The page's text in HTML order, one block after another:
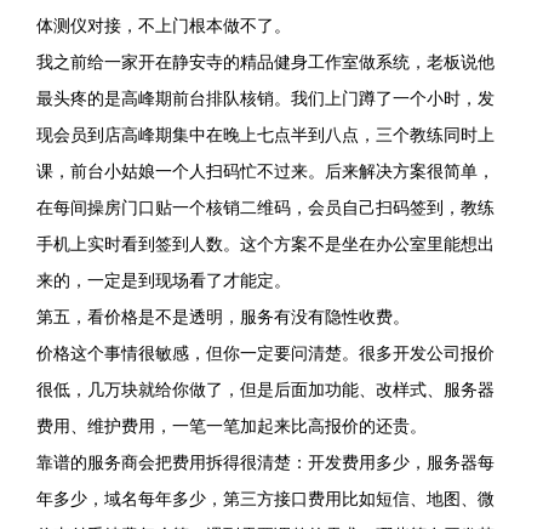
体测仪对接，不上门根本做不了。
我之前给一家开在静安寺的精品健身工作室做系统，老板说他
最头疼的是高峰期前台排队核销。我们上门蹲了一个小时，发
现会员到店高峰期集中在晚上七点半到八点，三个教练同时上
课，前台小姑娘一个人扫码忙不过来。后来解决方案很简单，
在每间操房门口贴一个核销二维码，会员自己扫码签到，教练
手机上实时看到签到人数。这个方案不是坐在办公室里能想出
来的，一定是到现场看了才能定。
第五，看价格是不是透明，服务有没有隐性收费。
价格这个事情很敏感，但你一定要问清楚。很多开发公司报价
很低，几万块就给你做了，但是后面加功能、改样式、服务器
费用、维护费用，一笔一笔加起来比高报价的还贵。
靠谱的服务商会把费用拆得很清楚：开发费用多少，服务器每
年多少，域名每年多少，第三方接口费用比如短信、地图、微